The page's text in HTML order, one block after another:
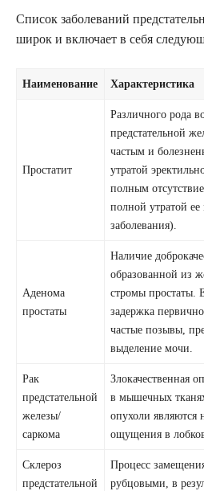
Список заболеваний
широк и включает в себя
Наименование Характеристика
Простатит
Различного рода
предстательной
частым и
утратой
полным
полной утратой
заболевания).
Аденома
простаты
Наличие
образованной из
стромы простаты.
задержка
частые позывы,
выделение мочи.
Рак
предстательной
железы/
саркома
Злокачественная
в мышечных
опухоли являются
ощущения в
Склероз
предстательной
Процесс
рубцовыми, в